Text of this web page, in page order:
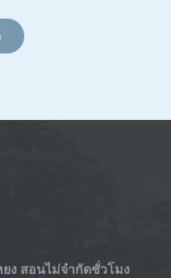
ง สอนไม่จำกัดชั่วโมง